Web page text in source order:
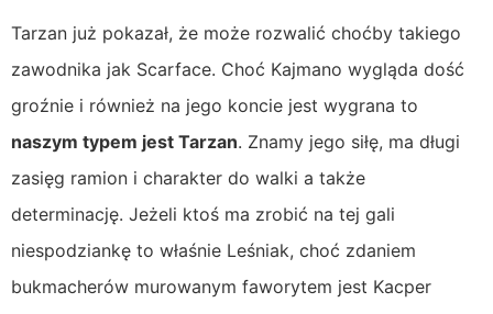
Tarzan już pokazał, że może rozwalić choćby takiego
zawodnika jak Scarface. Choć Kajmano wygląda dość
groźnie i również na jego koncie jest wygrana to
naszym typem jest Tarzan. Znamy jego siłę, ma długi
zasięg ramion i charakter do walki a także
determinację. Jeżeli ktoś ma zrobić na tej gali
niespodziankę to właśnie Leśniak, choć zdaniem
bukmacherów murowanym faworytem jest Kacper